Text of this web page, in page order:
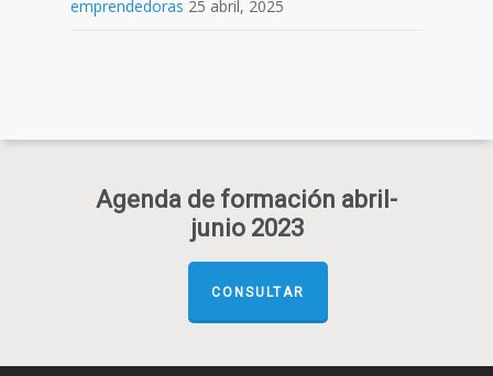
emprendedoras 25 abril, 2025
Agenda de formación abril-
junio 2023
CONSULTAR